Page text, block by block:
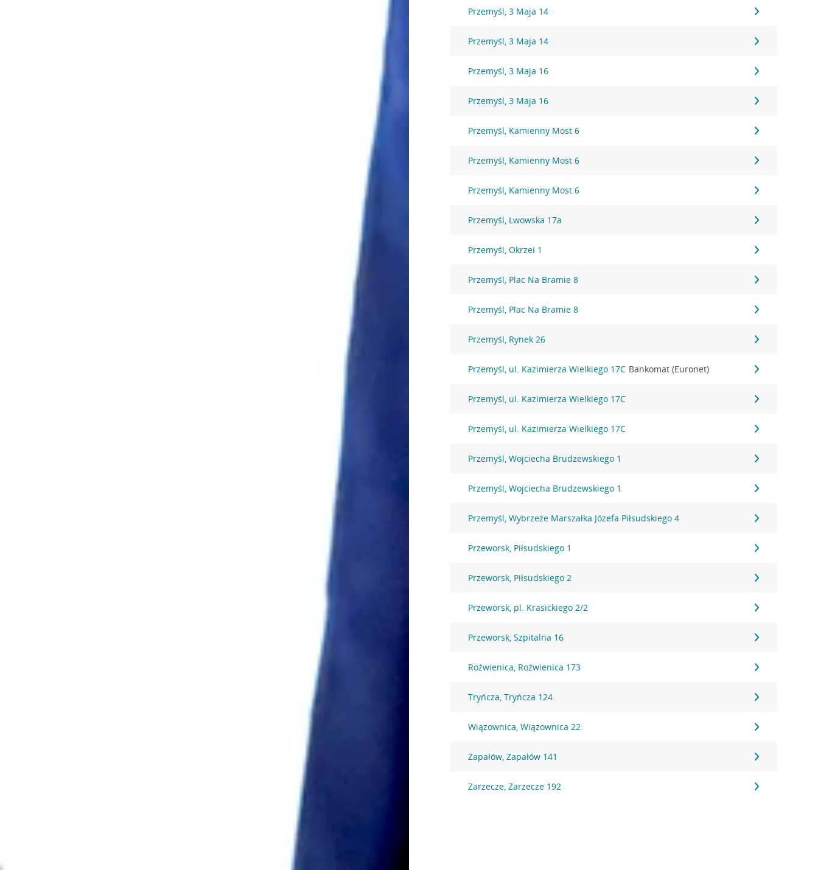
Przemyśl, 3 Maja 14
Przemyśl, 3 Maja 14
Przemyśl, 3 Maja 16
Przemyśl, 3 Maja 16
Przemyśl, Kamienny Most 6
Przemyśl, Kamienny Most 6
Przemyśl, Kamienny Most 6
Przemyśl, Lwowska 17a
Przemyśl, Okrzei 1
Przemyśl, Plac Na Bramie 8
Przemyśl, Plac Na Bramie 8
Przemyśl, Rynek 26
Przemyśl, ul. Kazimierza Wielkiego 17C Bankomat (Euronet)
Przemyśl, ul. Kazimierza Wielkiego 17C
Przemyśl, ul. Kazimierza Wielkiego 17C
Przemyśl, Wojciecha Brudzewskiego 1
Przemyśl, Wojciecha Brudzewskiego 1
Przemyśl, Wybrzeże Marszałka Józefa Piłsudskiego 4
Przeworsk, Piłsudskiego 1
Przeworsk, Piłsudskiego 2
Przeworsk, pl. Krasickiego 2/2
Przeworsk, Szpitalna 16
Roźwienica, Roźwienica 173
Tryńcza, Tryńcza 124
Wiązownica, Wiązownica 22
Zapałów, Zapałów 141
Zarzecze, Zarzecze 192